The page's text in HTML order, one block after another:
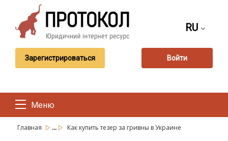
RU
Зарегистрироваться Войти
Меню
Главная ... Как купить тезер за гривны в Украине